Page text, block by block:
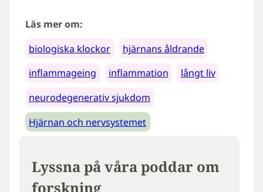
Läs mer om:
biologiska klockor
hjärnans åldrande
inflammageing
inflammation
långt liv
neurodegenerativ sjukdom
Hjärnan och nervsystemet
Lyssna på våra poddar om
forskning